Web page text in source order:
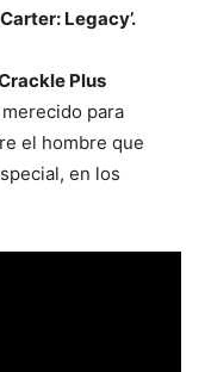
Legacy’.
Plus
para
el hombre que
en los